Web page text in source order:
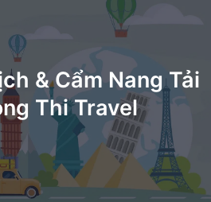
& Cẩm Nang Tải
Thi Travel